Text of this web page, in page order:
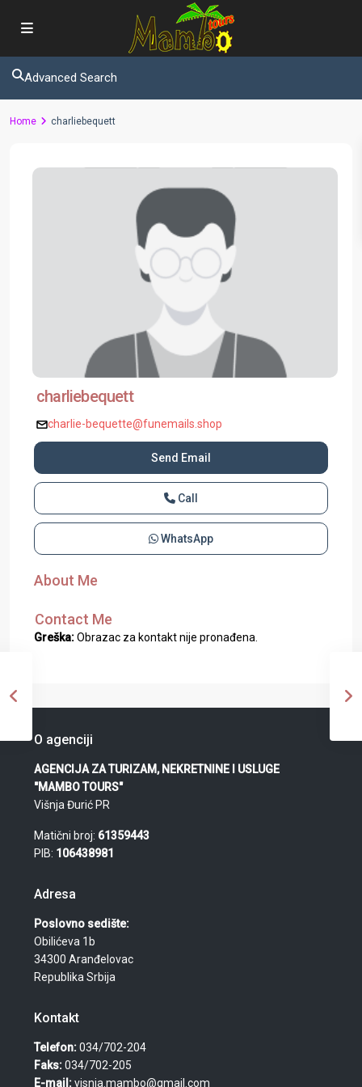
Advanced Search
Home charliebequett
charliebequett
charlie-bequette@funemails.shop
Send Email
Call
WhatsApp
About Me
Contact Me
Greška:Obrazac za kontakt nije pronađena.
O agenciji
AGENCIJA ZA TURIZAM, NEKRETNINE I USLUGE
"MAMBO TOURS"
Višnja Đurić PR
Matični broj: 61359443
PIB: 106438981
Adresa
Poslovno sedište:
Obilićeva 1b
34300 Aranđelovac
Republika Srbija
Kontakt
Telefon:034/702-204
Faks:034/702-205
E-mail:visnja.mambo@gmail.com